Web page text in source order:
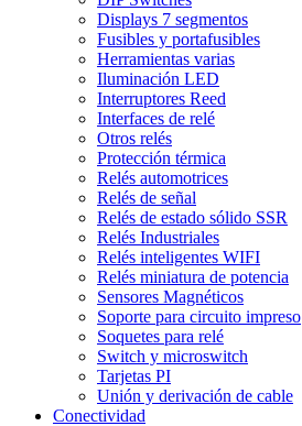
Displays 7 segmentos
Fusibles y portafusibles
Herramientas varias
Iluminación LED
Interruptores Reed
Interfaces de relé
Otros relés
Protección térmica
Relés automotrices
Relés de señal
Relés de estado sólido SSR
Relés Industriales
Relés inteligentes WIFI
Relés miniatura de potencia
Sensores Magnéticos
Soporte para circuito impreso
Soquetes para relé
Switch y microswitch
Tarjetas PI
Unión y derivación de cable
Conectividad